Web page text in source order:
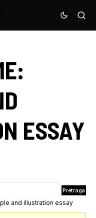
ESSAY
and illustration essay